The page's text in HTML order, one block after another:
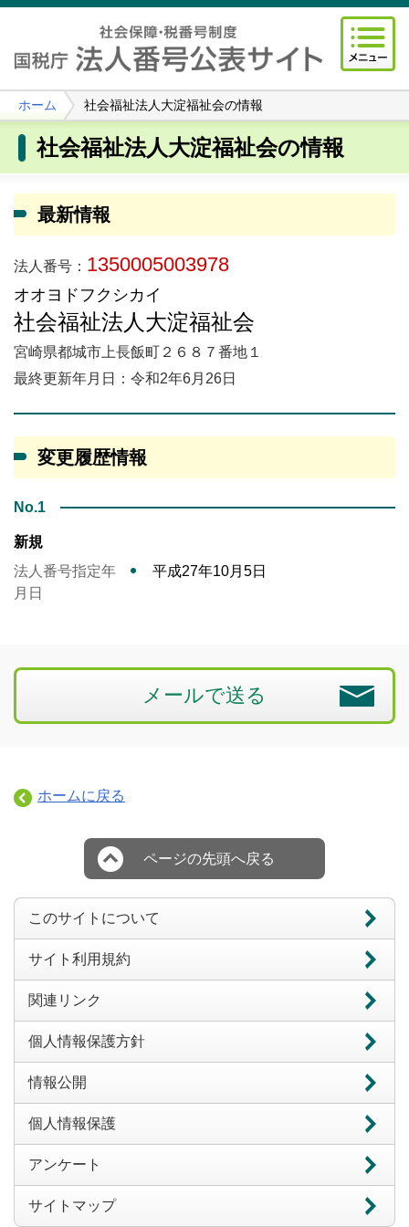
ホーム 社会福祉法人大淀福祉会の情報
社会福祉法人大淀福祉会の情報
最新情報
法人番号： 1350005003978
オオヨドフクシカイ
社会福祉法人大淀福祉会
宮崎県都城市上長飯町２６８７番地１
最終更新年月日：令和2年6月26日
変更履歴情報
No.1
新規
法人番号指定年
月日
平成27年10月5日
メールで送る
ホームに戻る
ページの先頭へ戻る
このサイトについて
サイト利用規約
関連リンク
個人情報保護方針
情報公開
個人情報保護
アンケート
サイトマップ